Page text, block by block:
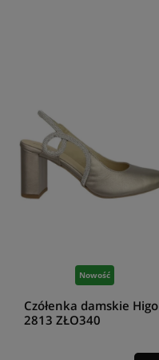
Nowość
Czółenka damskie Higo
2813 ZŁO340